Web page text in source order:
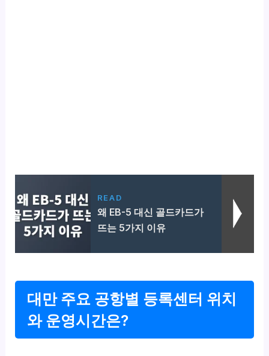
READ
왜 EB-5 대신 골드카드가
뜨는 5가지 이유
대만 주요 공항별 등록센터 위치
와 운영시간은?